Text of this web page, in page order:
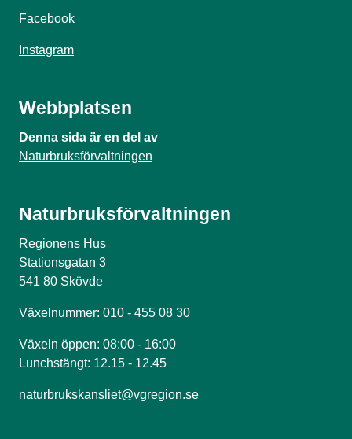
Facebook
Instagram
Webbplatsen
Denna sida är en del av
Naturbruksförvaltningen
Naturbruksförvaltningen
Regionens Hus
Stationsgatan 3
541 80 Skövde
Växelnummer: 010 - 455 08 30
Växeln öppen: 08:00 - 16:00
Lunchstängt: 12.15 - 12.45
naturbrukskansliet@vgregion.se